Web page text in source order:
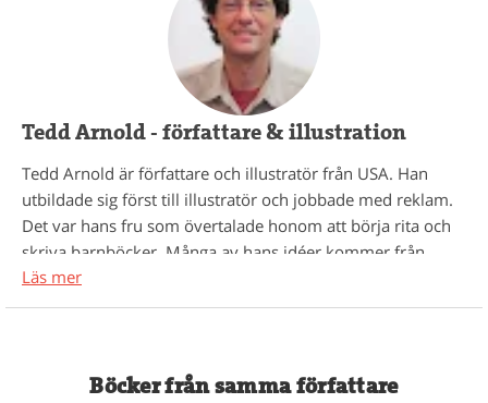
Tedd Arnold - författare & illustration
Tedd Arnold är författare och illustratör från USA. Han
utbildade sig först till illustratör och jobbade med reklam.
Det var hans fru som övertalade honom att börja rita och
skriva barnböcker. Många av hans idéer kommer från
saker som hans barn sa eller gjorde när de var små. Tedd
Arnold har skrivit 18 böcker om Flugo, men totalt har det
jobba med.
Läs mer
Böcker från samma författare